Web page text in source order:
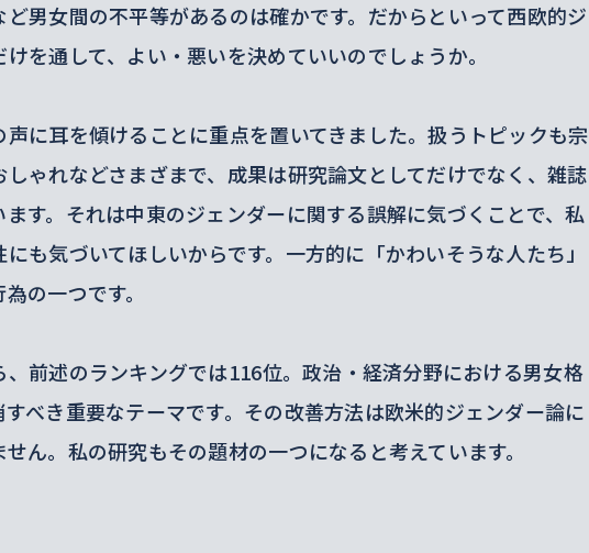
男女間の不平等があるのは確かです。だからといって西欧的ジ
を通して、よい・悪いを決めていいのでしょうか。
に耳を傾けることに重点を置いてきました。扱うトピックも宗
ゃれなどさまざまで、成果は研究論文としてだけでなく、雑誌
す。それは中東のジェンダーに関する誤解に気づくことで、私
も気づいてほしいからです。一方的に「かわいそうな人たち」
の一つです。
、前述のランキングでは116位。政治・経済分野における男女格
べき重要なテーマです。その改善方法は欧米的ジェンダー論に
ん。私の研究もその題材の一つになると考えています。